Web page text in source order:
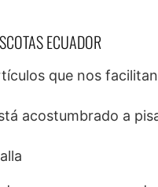
ECUADOR
que nos
acostumbrado a